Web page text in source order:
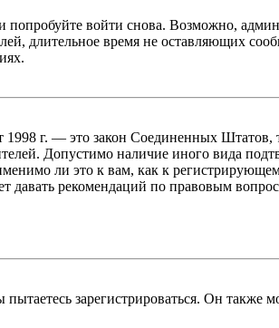
войти снова. Возможно,
длительное время не оставляющих
г. — это закон Соединенных
Допустимо наличие иного вида
ли это к вам, как к
рекомендаций по правовым
зарегистрироваться. Он также